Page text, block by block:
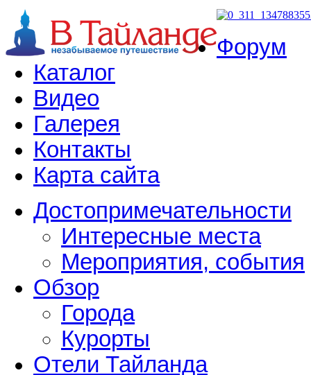
Форум
Каталог
Видео
Галерея
Контакты
Карта сайта
Достопримечательности
Интересные места
Мероприятия, события
Обзор
Города
Курорты
Отели Тайланда